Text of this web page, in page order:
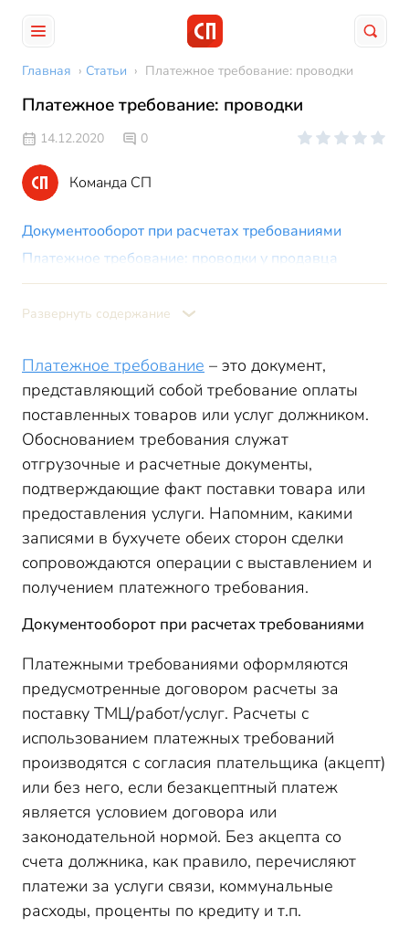
Главная › Статьи › Платежное требование: проводки
Платежное требование: проводки
14.12.2020 0
Команда СП
Документооборот при расчетах требованиями
Платежное требование: проводки у продавца
Платежное требование: проводки у покупателя
Пример
Развернуть содержание
Платежное требование – это документ,
представляющий собой требование оплаты
поставленных товаров или услуг должником.
Обоснованием требования служат
отгрузочные и расчетные документы,
подтверждающие факт поставки товара или
предоставления услуги. Напомним, какими
записями в бухучете обеих сторон сделки
сопровождаются операции с выставлением и
получением платежного требования.
Документооборот при расчетах требованиями
Платежными требованиями оформляются
предусмотренные договором расчеты за
поставку ТМЦ/работ/услуг. Расчеты с
использованием платежных требований
производятся с согласия плательщика (акцепт)
или без него, если безакцептный платеж
является условием договора или
законодательной нормой. Без акцепта со
счета должника, как правило, перечисляют
платежи за услуги связи, коммунальные
расходы, проценты по кредиту и т.п.